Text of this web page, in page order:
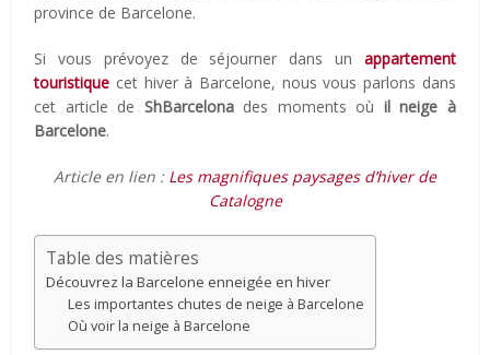
province de Barcelone.
Si vous prévoyez de séjourner dans un appartement
touristique cet hiver à Barcelone, nous vous parlons dans
cet article de ShBarcelonades moments où il neige à
Barcelone.
Article en lien : Les magnifiques paysages d’hiver de
Catalogne
Table des matières
Découvrez la Barcelone enneigée en hiver
Les importantes chutes de neige à Barcelone
Où voir la neige à Barcelone